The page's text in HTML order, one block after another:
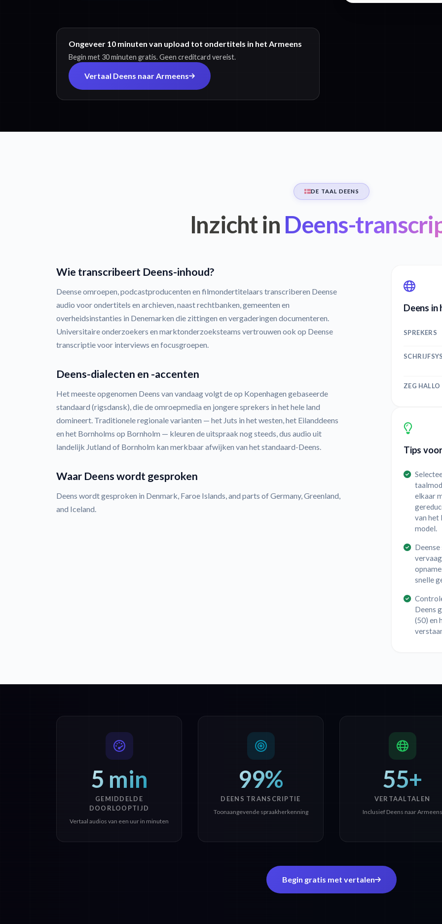
Ongeveer 10 minuten van upload tot ondertitels in het Armeens
Begin met 30 minuten gratis. Geen creditcard vereist.
Vertaal Deens naar Armeens
DE TAAL DEENS
Inzicht in Deens-
Wie transcribeert Deens-inhoud?
Deense omroepen, podcastproducenten en filmondertitelaars transcriberen Deense
audio voor ondertitels en archieven, naast rechtbanken, gemeenten en
overheidsinstanties in Denemarken die zittingen en vergaderingen documenteren.
Universitaire onderzoekers en marktonderzoeksteams vertrouwen ook op Deense
transcriptie voor interviews en focusgroepen.
Deens-dialecten en -accenten
Het meeste opgenomen Deens van vandaag volgt de op Kopenhagen gebaseerde
standaard (rigsdansk), die de omroepmedia en jongere sprekers in het hele land
domineert. Traditionele regionale varianten — het Juts in het westen, het Eilanddeens
en het Bornholms op Bornholm — kleuren de uitspraak nog steeds, dus audio uit
landelijk Jutland of Bornholm kan merkbaar afwijken van het standaard-Deens.
Waar Deens wordt gesproken
Deens wordt gesproken in Denmark, Faroe Islands, and parts of Germany, Greenland,
and Iceland.
Deens
SPREKERS
ZEG HALLO
Tips
elkaar
van het
model.
snelle
Deens
(50) en
5 min
GEMIDDELDE
DOORLOOPTIJD
Vertaal audios van een uur in minuten
99%
DEENS TRANSCRIPTIE
Toonaangevende spraakherkenning
55+
VERTAALTALEN
Inclusief Deens naar Armeens
Begin gratis met vertalen